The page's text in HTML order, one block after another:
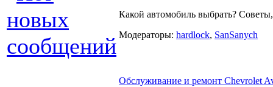
Какой автомобиль выбрать?
Модераторы: hardlock, SanSanych
Обслуживание и ремонт Chevrolet